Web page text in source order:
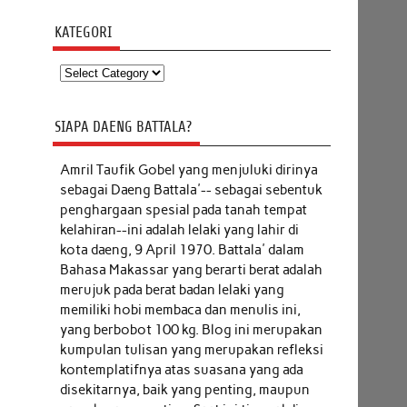
KATEGORI
Kategori
SIAPA DAENG BATTALA?
Amril Taufik Gobel yang menjuluki dirinya
sebagai Daeng Battala'-- sebagai sebentuk
penghargaan spesial pada tanah tempat
kelahiran--ini adalah lelaki yang lahir di
kota daeng, 9 April 1970. Battala' dalam
Bahasa Makassar yang berarti berat adalah
merujuk pada berat badan lelaki yang
memiliki hobi membaca dan menulis ini,
yang berbobot 100 kg. Blog ini merupakan
kumpulan tulisan yang merupakan refleksi
kontemplatifnya atas suasana yang ada
disekitarnya, baik yang penting, maupun